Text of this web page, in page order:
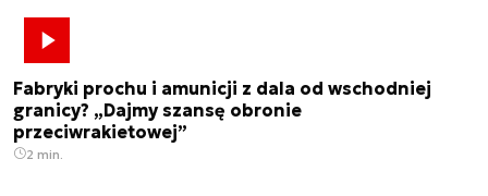
Fabryki prochu i amunicji z dala od wschodniej
granicy? „Dajmy szansę obronie
przeciwrakietowej”
2 min.